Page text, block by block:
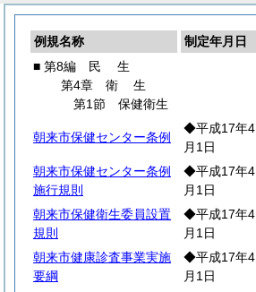
例規名称 制定年月日
■ 第8編
民 生
第4章 衛生
第1節 保健衛生
朝来市保健センター条例
◆平成17年4
月1日
朝来市保健センター条例
施行規則
◆平成17年4
月1日
朝来市保健衛生委員設置
規則
◆平成17年4
月1日
朝来市健康診査事業実施
要綱
◆平成17年4
月1日